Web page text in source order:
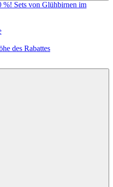
%! Sets von Glühbirnen im
des Rabattes